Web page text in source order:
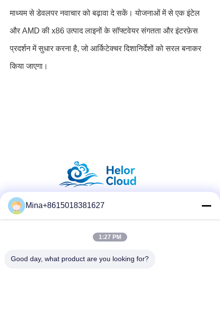
माध्यम से डेवलपर नवाचार को बढ़ावा दे सकें। योजनाओं में से एक इंटेल
और AMD की x86 उत्पाद लाइनों के सॉफ्टवेयर संगतता और इंटरफ़ेस
प्रदर्शन में सुधार करना है, जो आर्किटेक्चर दिशानिर्देशों को सरल बनाकर
किया जाएगा।
त्वरित संपर्क करें
Mina+8615018381627
1:27 PM
Good day, what product are you looking for?